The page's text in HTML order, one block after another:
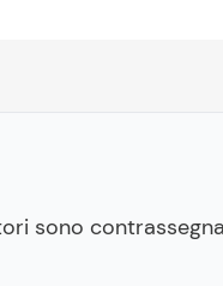
sono